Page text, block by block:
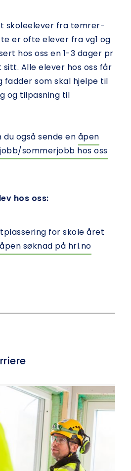
skoleelever fra tømrer-
er ofte elever fra vg1 og
hos oss en 1-3 dager pr
Alle elever hos oss får
fadder som skal hjelpe til
og tilpasning til
du også sende en åpen
sommerjobb hos oss
hos oss:
for skole året
åpen søknad på hrl.no